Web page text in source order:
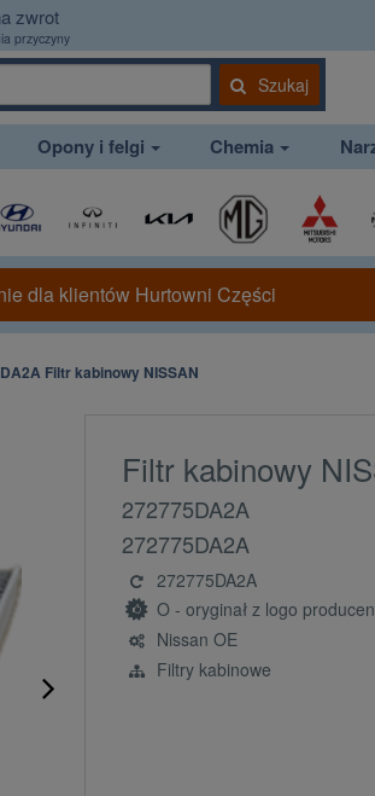
zwrot
przyczyny
Szukaj
Opony i felgi Chemia
dla klientów Hurtowni Części
Filtr kabinowy NISSAN
Filtr kabinowy
272775DA2A
272775DA2A
272775DA2A
O - oryginał z logo
Nissan OE
Filtry kabinowe